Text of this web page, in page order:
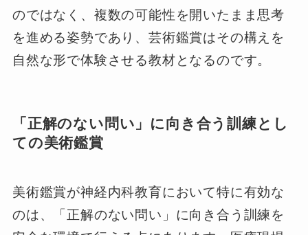
のではなく、複数の可能性を開いたまま思考
を進める姿勢であり、芸術鑑賞はその構えを
自然な形で体験させる教材となるのです。
「正解のない問い」に向き合う訓練とし
ての美術鑑賞
美術鑑賞が神経内科教育において特に有効な
のは、「正解のない問い」に向き合う訓練を